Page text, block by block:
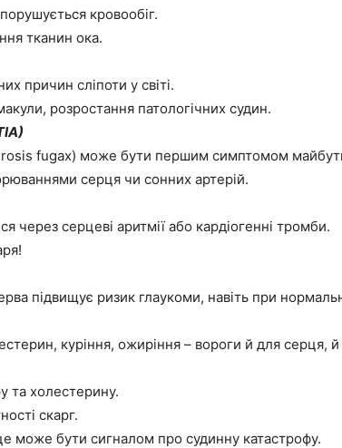
кровообіг.
тканин ока.
причин сліпоти у світі.
розростання патологічних судин.
fugax) може бути першим симптомом
серця чи сонних артерій.
через серцеві аритмії або кардіогенні тромби.
підвищує ризик глаукоми, навіть при
куріння, ожиріння – вороги й для серця,
та холестерину.
скарг.
може бути сигналом про судинну катастрофу.